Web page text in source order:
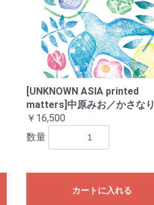
[UNKNOWN ASIA printed
matters]中原みお／かさなり
￥16,500
数量
カートに入れる